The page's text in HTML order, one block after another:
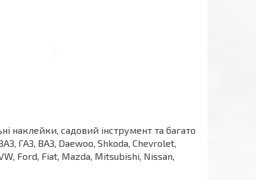
наклейки, садовий інструмент та багато
ГАЗ, ВАЗ, Daewoo, Shkoda, Chevrolet,
Ford, Fiat, Mazda, Mitsubishi, Nissan,